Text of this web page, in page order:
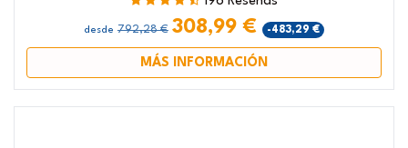
desde 792,28 € 308,99 € -483,29 €
MÁS INFORMACIÓN